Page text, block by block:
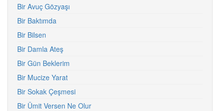
Bir Avuç Gözyaşı
Bir Baktımda
Bir Bilsen
Bir Damla Ateş
Bir Gün Beklerim
Bir Mucize Yarat
Bir Sokak Çeşmesi
Bir Ümit Versen Ne Olur